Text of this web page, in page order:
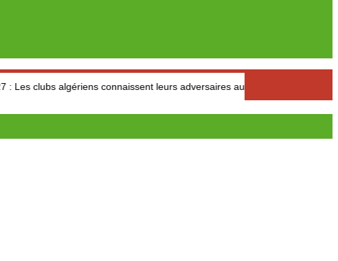
connaissent leurs adversaires aux tours préliminaires